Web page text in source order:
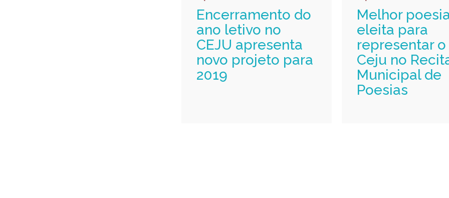
Encerramento do
ano letivo no
CEJU apresenta
novo projeto para
2019
Melhor
eleita para
representar o
Ceju no
Municipal de
Poesias